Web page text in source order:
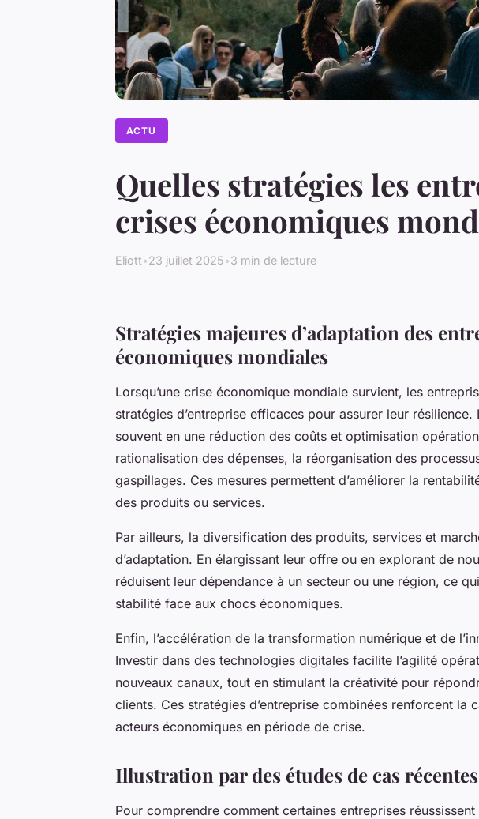
ACTU
Quelles stratégies les
crises économiques
Eliott•23 juillet 2025•3 min de lecture
Stratégies majeures d’adaptation des
économiques mondiales
Lorsqu’une crise économique mondiale survient, les
stratégies d’entreprise efficaces pour assurer leur
souvent en une réduction des coûts et optimisation
rationalisation des dépenses, la réorganisation des
gaspillages. Ces mesures permettent d’améliorer la
des produits ou services.
Par ailleurs, la diversification des produits, services et
d’adaptation. En élargissant leur offre ou en explorant de
réduisent leur dépendance à un secteur ou une région, ce
stabilité face aux chocs économiques.
Enfin, l’accélération de la transformation numérique et de
Investir dans des technologies digitales facilite l’agilité
nouveaux canaux, tout en stimulant la créativité pour
clients. Ces stratégies d’entreprise combinées renforcent la
acteurs économiques en période de crise.
Illustration par des études de cas récentes
Pour comprendre comment certaines entreprises